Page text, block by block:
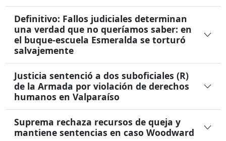
Definitivo: Fallos judiciales determinan
una verdad que no queríamos saber: en
el buque-escuela Esmeralda se torturó
salvajemente
Justicia sentenció a dos suboficiales (R)
de la Armada por violación de derechos
humanos en Valparaíso
Suprema rechaza recursos de queja y
mantiene sentencias en caso Woodward